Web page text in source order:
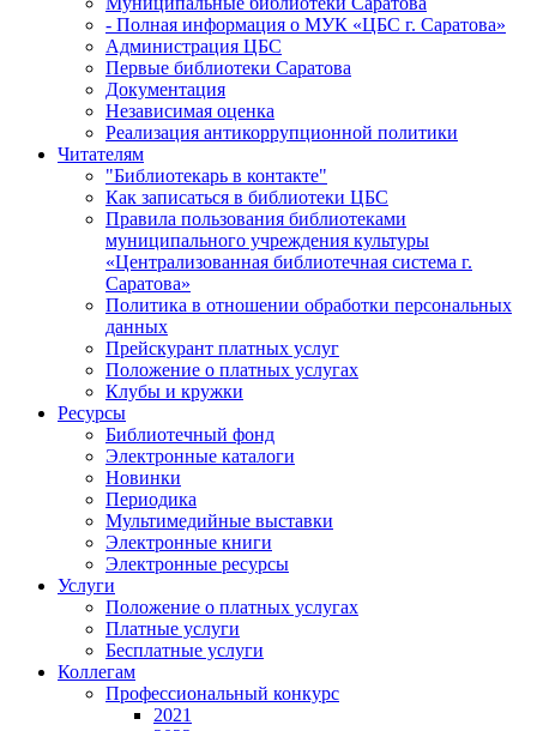
- Полная информация о МУК «ЦБС г. Саратова»
Администрация ЦБС
Первые библиотеки Саратова
Документация
Независимая оценка
Реализация антикоррупционной политики
Читателям
"Библиотекарь в контакте"
Как записаться в библиотеки ЦБС
Правила пользования библиотеками
муниципального учреждения культуры
«Централизованная библиотечная система г.
Саратова»
Политика в отношении обработки персональных
данных
Прейскурант платных услуг
Положение о платных услугах
Клубы и кружки
Ресурсы
Библиотечный фонд
Электронные каталоги
Новинки
Периодика
Мультимедийные выставки
Электронные книги
Электронные ресурсы
Услуги
Положение о платных услугах
Платные услуги
Бесплатные услуги
Коллегам
Профессиональный конкурс
2021